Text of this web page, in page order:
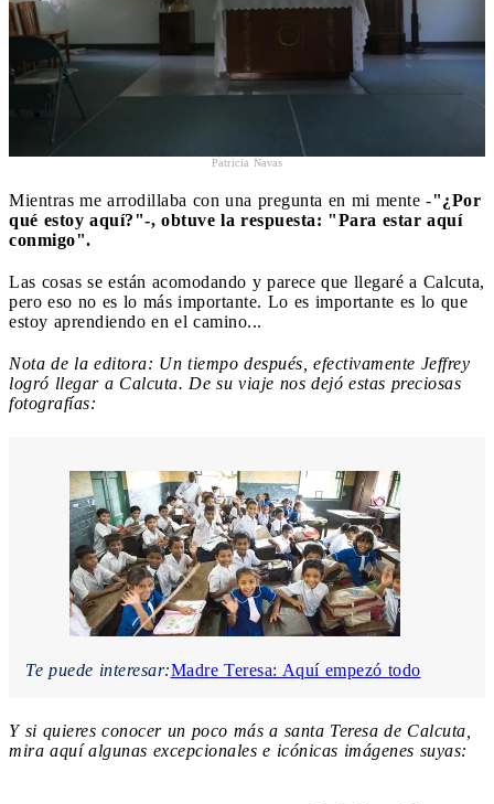
Patricia Navas
Mientras me arrodillaba con una pregunta en mi mente -"¿Por
qué estoy aquí?"-, obtuve la respuesta: "Para estar aquí
conmigo".
Las cosas se están acomodando y parece que llegaré a Calcuta,
pero eso no es lo más importante. Lo es importante es lo que
estoy aprendiendo en el camino...
Nota de la editora: Un tiempo después, efectivamente Jeffrey
logró llegar a Calcuta. De su viaje nos dejó estas preciosas
fotografías:
Te puede interesar:Madre Teresa: Aquí empezó todo
Y si quieres conocer un poco más a santa Teresa de Calcuta,
mira aquí algunas excepcionales e icónicas imágenes suyas: